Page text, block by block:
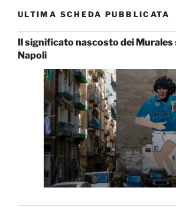
ULTIMA SCHEDA PUBBLICATA
Il significato nascosto dei Murales
Napoli